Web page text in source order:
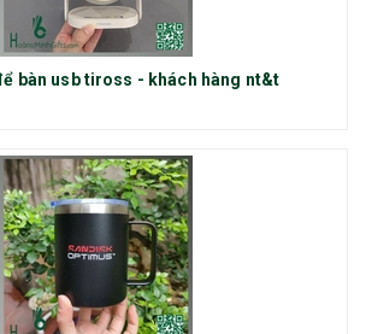
bàn usb tiross - khách hàng nt&t